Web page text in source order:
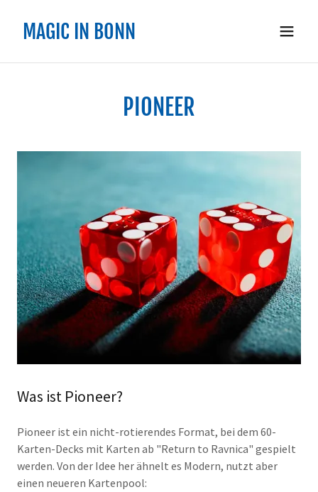
MAGIC IN BONN
PIONEER
Was ist Pioneer?
Pioneer ist ein nicht-rotierendes Format, bei dem 60-
Karten-Decks mit Karten ab "Return to Ravnica" gespielt
werden. Von der Idee her ähnelt es Modern, nutzt aber
einen neueren Kartenpool: